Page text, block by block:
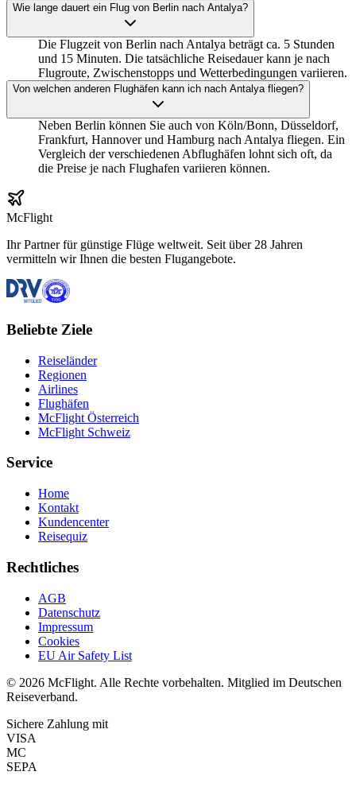
Wie lange dauert ein Flug von Berlin nach Antalya?
Die Flugzeit von Berlin nach Antalya beträgt ca. 5 Stunden
und 15 Minuten. Die tatsächliche Reisedauer kann je nach
Flugroute, Zwischenstopps und Wetterbedingungen variieren.
Von welchen anderen Flughäfen kann ich nach Antalya fliegen?
Neben Berlin können Sie auch von Köln/Bonn, Düsseldorf,
Frankfurt, Hannover und Hamburg nach Antalya fliegen. Ein
Vergleich der verschiedenen Abflughäfen lohnt sich oft, da
die Preise je nach Flughafen variieren können.
McFlight
Ihr Partner für günstige Flüge weltweit. Seit über 28 Jahren
vermitteln wir Ihnen die besten Flugangebote.
Beliebte Ziele
Reiseländer
Regionen
Airlines
Flughäfen
McFlight Österreich
McFlight Schweiz
Service
Home
Kontakt
Kundencenter
Reisequiz
Rechtliches
AGB
Datenschutz
Impressum
Cookies
EU Air Safety List
© 2026 McFlight. Alle Rechte vorbehalten. Mitglied im Deutschen
Reiseverband.
Sichere Zahlung mit
VISA
MC
SEPA